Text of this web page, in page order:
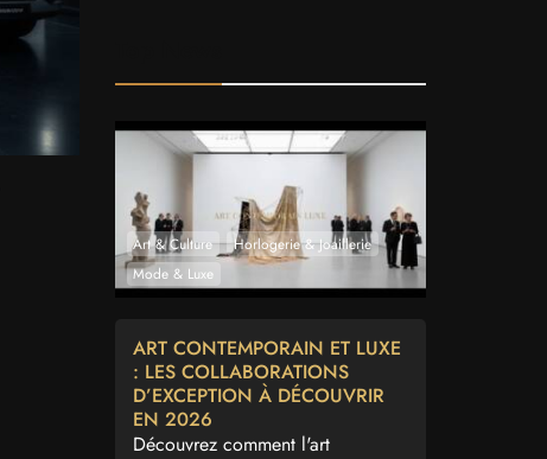
Art & Culture
Horlogerie & Joaillerie
Mode & Luxe
ART CONTEMPORAIN ET LUXE
: LES COLLABORATIONS
D’EXCEPTION À DÉCOUVRIR
EN 2026
Découvrez comment l'art